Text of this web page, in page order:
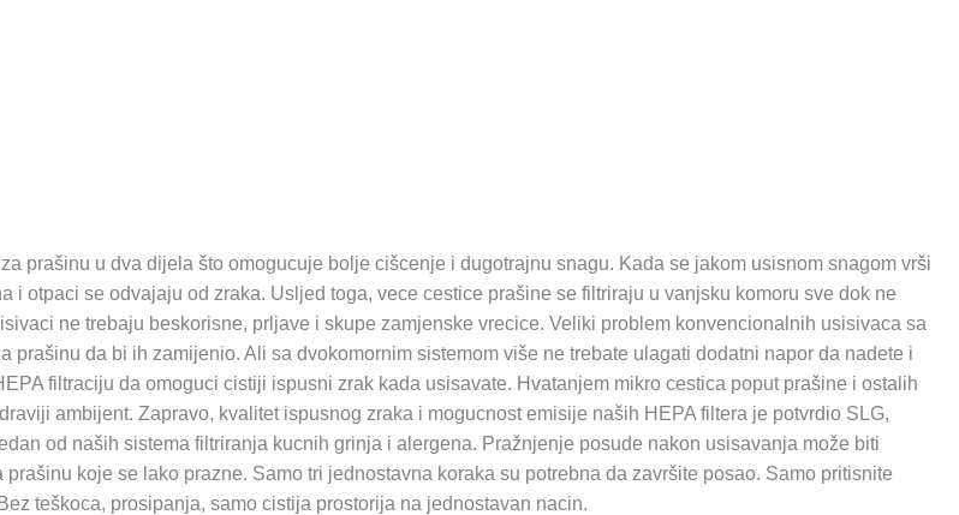
prašinu u dva dijela što omogucuje bolje cišcenje i dugotrajnu snagu. Kada se jakom usisnom snagom vrši
otpaci se odvajaju od zraka. Usljed toga, vece cestice prašine se filtriraju u vanjsku komoru sve dok ne
ne trebaju beskorisne, prljave i skupe zamjenske vrecice. Veliki problem konvencionalnih usisivaca sa
da bi ih zamijenio. Ali sa dvokomornim sistemom više ne trebate ulagati dodatni napor da nadete i
filtraciju da omoguci cistiji ispusni zrak kada usisavate. Hvatanjem mikro cestica poput prašine i ostalih
ambijent. Zapravo, kvalitet ispusnog zraka i mogucnost emisije naših HEPA filtera je potvrdio SLG,
od naših sistema filtriranja kucnih grinja i alergena. Pražnjenje posude nakon usisavanja može biti
koje se lako prazne. Samo tri jednostavna koraka su potrebna da završite posao. Samo pritisnite
teškoca, prosipanja, samo cistija prostorija na jednostavan nacin.